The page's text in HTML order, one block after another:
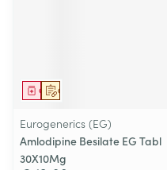
Op voorschrift
Geneesmiddel
Eurogenerics (EG)
Amlodipine Besilate EG Tabl
30X10Mg